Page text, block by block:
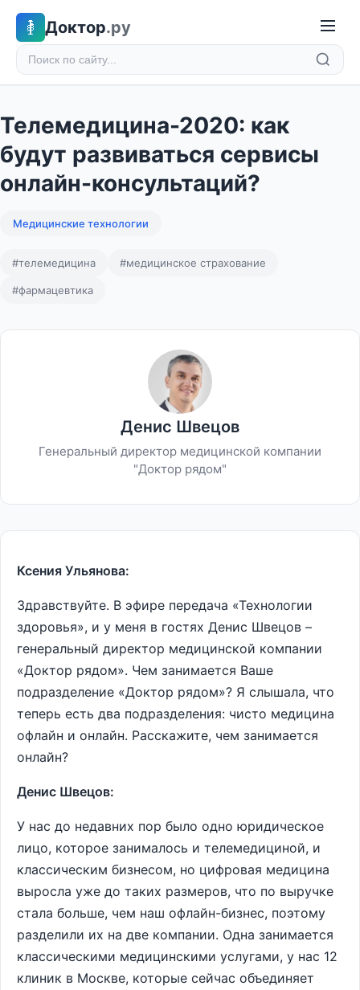
Доктор.ру
Телемедицина-2020: как
будут развиваться сервисы
онлайн-консультаций?
Медицинские технологии
#телемедицина #медицинское страхование
#фармацевтика
Денис Швецов
Генеральный директор медицинской компании
"Доктор рядом"
Ксения Ульянова:
Здравствуйте. В эфире передача «Технологии
здоровья», и у меня в гостях Денис Швецов –
генеральный директор медицинской компании
«Доктор рядом». Чем занимается Ваше
подразделение «Доктор рядом»? Я слышала, что
теперь есть два подразделения: чисто медицина
офлайн и онлайн. Расскажите, чем занимается
онлайн?
Денис Швецов:
У нас до недавних пор было одно юридическое
лицо, которое занималось и телемедициной, и
классическим бизнесом, но цифровая медицина
выросла уже до таких размеров, что по выручке
стала больше, чем наш офлайн-бизнес, поэтому
разделили их на две компании. Одна занимается
классическими медицинскими услугами, у нас 12
клиник в Москве, которые сейчас объединяет